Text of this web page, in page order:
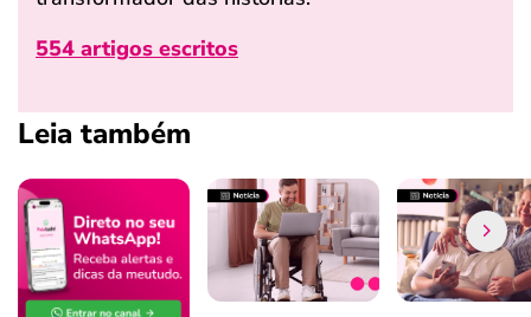
554 artigos escritos
Leia também